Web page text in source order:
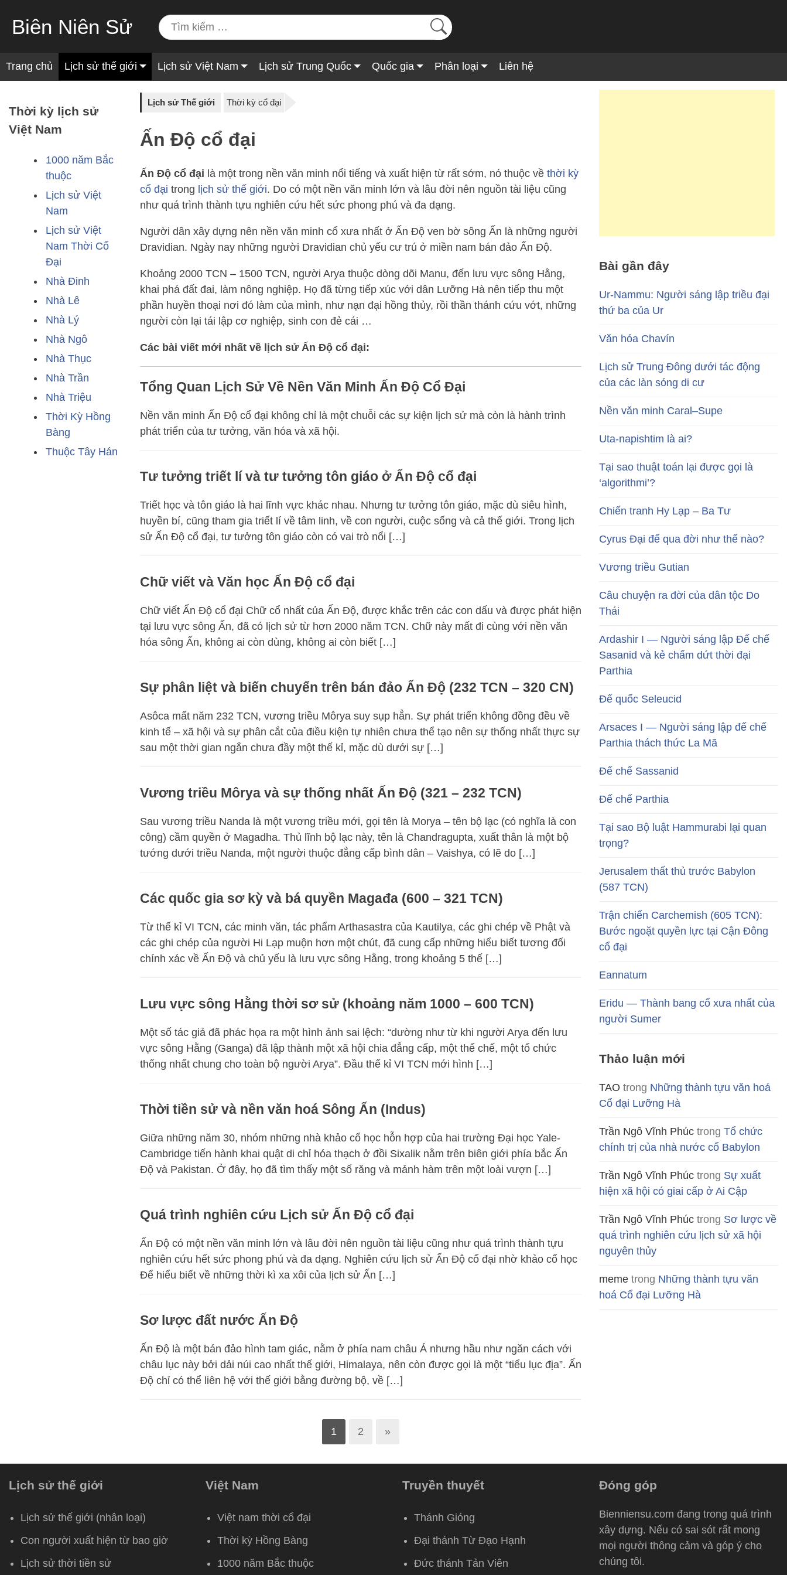
Biên Niên Sử
Trang chủ Lịch sử thế giới Lịch sử Việt Nam Lịch sử Trung Quốc Quốc gia Phân loại Liên hệ
Thời kỳ lịch sử
Việt Nam
1000 năm Bắc
thuộc
Lịch sử Việt
Nam
Lịch sử Việt
Nam Thời Cổ
Đại
Nhà Đinh
Nhà Lê
Nhà Lý
Nhà Ngô
Nhà Thục
Nhà Trần
Nhà Triệu
Thời Kỳ Hồng
Bàng
Thuộc Tây Hán
Lịch sử Thế giới Thời kỳ cổ đại
Ấn Độ cổ đại
Ấn Độ cổ đại là một trong nền văn minh nổi tiếng và xuất hiện từ rất sớm, nó thuộc về thời kỳ
cổ đại trong lịch sử thế giới. Do có một nền văn minh lớn và lâu đời nên nguồn tài liệu cũng
như quá trình thành tựu nghiên cứu hết sức phong phú và đa dạng.
Người dân xây dựng nên nền văn minh cổ xưa nhất ở Ấn Độ ven bờ sông Ấn là những người
Dravidian. Ngày nay những người Dravidian chủ yếu cư trú ở miền nam bán đảo Ấn Độ.
Khoảng 2000 TCN – 1500 TCN, người Arya thuộc dòng dõi Manu, đến lưu vực sông Hằng,
khai phá đất đai, làm nông nghiệp. Họ đã từng tiếp xúc với dân Lưỡng Hà nên tiếp thu một
phần huyền thoại nơi đó làm của mình, như nạn đại hồng thủy, rồi thần thánh cứu vớt, những
người còn lại tái lập cơ nghiệp, sinh con đẻ cái …
Các bài viết mới nhất về lịch sử Ấn Độ cổ đại:
Tổng Quan Lịch Sử Về Nền Văn Minh Ấn Độ Cổ Đại
Nền văn minh Ấn Độ cổ đại không chỉ là một chuỗi các sự kiện lịch sử mà còn là hành trình
phát triển của tư tưởng, văn hóa và xã hội.
Tư tưởng triết lí và tư tưởng tôn giáo ở Ấn Độ cổ đại
Triết học và tôn giáo là hai lĩnh vực khác nhau. Nhưng tư tưởng tôn giáo, mặc dù siêu hình,
huyền bí, cũng tham gia triết lí về tâm linh, về con người, cuộc sống và cả thế giới. Trong lịch
sử Ấn Độ cổ đại, tư tưởng tôn giáo còn có vai trò nổi […]
Chữ viết và Văn học Ấn Độ cổ đại
Chữ viết Ấn Độ cổ đại Chữ cổ nhất của Ấn Độ, được khắc trên các con dấu và được phát hiện
tại lưu vực sông Ấn, đã có lịch sử từ hơn 2000 năm TCN. Chữ này mất đi cùng với nền văn
hóa sông Ấn, không ai còn dùng, không ai còn biết […]
Sự phân liệt và biến chuyển trên bán đảo Ấn Độ (232 TCN – 320 CN)
Asôca mất năm 232 TCN, vương triều Môrya suy sụp hẳn. Sự phát triển không đồng đều về
kinh tế – xã hội và sự phân cắt của điều kiện tự nhiên chưa thể tạo nên sự thống nhất thực sự
sau một thời gian ngắn chưa đầy một thế kỉ, mặc dù dưới sự […]
Vương triều Môrya và sự thống nhất Ấn Độ (321 – 232 TCN)
Sau vương triều Nanda là một vương triều mới, gọi tên là Morya – tên bộ lạc (có nghĩa là con
công) cầm quyền ở Magadha. Thủ lĩnh bộ lạc này, tên là Chandragupta, xuất thân là một bộ
tướng dưới triều Nanda, một người thuộc đẳng cấp bình dân – Vaishya, có lẽ do […]
Các quốc gia sơ kỳ và bá quyền Magađa (600 – 321 TCN)
Từ thế kỉ VI TCN, các minh văn, tác phẩm Arthasastra của Kautilya, các ghi chép về Phật và
các ghi chép của người Hi Lạp muộn hơn một chút, đã cung cấp những hiểu biết tương đối
chính xác về Ấn Độ và chủ yếu là lưu vực sông Hằng, trong khoảng 5 thế […]
Lưu vực sông Hằng thời sơ sử (khoảng năm 1000 – 600 TCN)
Một số tác giả đã phác họa ra một hình ảnh sai lệch: “dường như từ khi người Arya đến lưu
vực sông Hằng (Ganga) đã lập thành một xã hội chia đẳng cấp, một thể chế, một tổ chức
thống nhất chung cho toàn bộ người Arya”. Đầu thế kỉ VI TCN mới hình […]
Thời tiền sử và nền văn hoá Sông Ấn (Indus)
Giữa những năm 30, nhóm những nhà khảo cổ học hỗn hợp của hai trường Đại học Yale-
Cambridge tiến hành khai quật di chỉ hóa thạch ở đồi Sixalik nằm trên biên giới phía bắc Ấn
Độ và Pakistan. Ở đây, họ đã tìm thấy một số răng và mảnh hàm trên một loài vượn […]
Quá trình nghiên cứu Lịch sử Ấn Độ cổ đại
Ấn Độ có một nền văn minh lớn và lâu đời nên nguồn tài liệu cũng như quá trình thành tựu
nghiên cứu hết sức phong phú và đa dạng. Nghiên cứu lịch sử Ấn Độ cổ đại nhờ khảo cổ học
Để hiểu biết về những thời kì xa xôi của lịch sử Ấn […]
Sơ lược đất nước Ấn Độ
Ấn Độ là một bán đảo hình tam giác, nằm ở phía nam châu Á nhưng hầu như ngăn cách với
châu lục này bởi dải núi cao nhất thế giới, Himalaya, nên còn được gọi là một “tiểu lục địa”. Ấn
Độ chỉ có thể liên hệ với thế giới bằng đường bộ, về […]
1 2 »
Bài gần đây
Ur-Nammu: Người sáng lập triều đại
thứ ba của Ur
Văn hóa Chavín
Lịch sử Trung Đông dưới tác động
của các làn sóng di cư
Nền văn minh Caral–Supe
Uta-napishtim là ai?
Tại sao thuật toán lại được gọi là
‘algorithmi’?
Chiến tranh Hy Lạp – Ba Tư
Cyrus Đại đế qua đời như thế nào?
Vương triều Gutian
Câu chuyện ra đời của dân tộc Do
Thái
Ardashir I — Người sáng lập Đế chế
Sasanid và kẻ chấm dứt thời đại
Parthia
Đế quốc Seleucid
Arsaces I — Người sáng lập đế chế
Parthia thách thức La Mã
Đế chế Sassanid
Đế chế Parthia
Tại sao Bộ luật Hammurabi lại quan
trọng?
Jerusalem thất thủ trước Babylon
(587 TCN)
Trận chiến Carchemish (605 TCN):
Bước ngoặt quyền lực tại Cận Đông
cổ đại
Eannatum
Eridu — Thành bang cổ xưa nhất của
người Sumer
Thảo luận mới
TAO trong Những thành tựu văn hoá
Cổ đại Lưỡng Hà
Trần Ngô Vĩnh Phúc trong Tổ chức
chính trị của nhà nước cổ Babylon
Trần Ngô Vĩnh Phúc trong Sự xuất
hiện xã hội có giai cấp ở Ai Cập
Trần Ngô Vĩnh Phúc trong Sơ lược về
quá trình nghiên cứu lịch sử xã hội
nguyên thủy
meme trong Những thành tựu văn
hoá Cổ đại Lưỡng Hà
Lịch sử thế giới
Lịch sử thế giới (nhân loại)
Con người xuất hiện từ bao giờ
Lịch sử thời tiền sử
Việt Nam
Việt nam thời cổ đại
Thời kỳ Hồng Bàng
1000 năm Bắc thuộc
Truyền thuyết
Thánh Gióng
Đại thánh Từ Đạo Hạnh
Đức thánh Tản Viên
Đóng góp
Bienniensu.com đang trong quá trình
xây dựng. Nếu có sai sót rất mong
mọi người thông cảm và góp ý cho
chúng tôi.